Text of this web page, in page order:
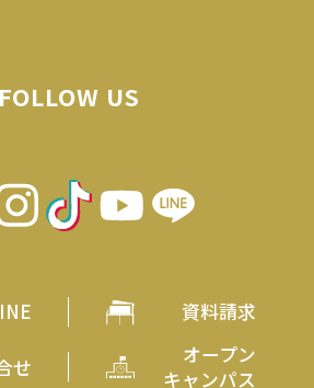
FOLLOW US
資料請求
せ
オープン
キャンパス